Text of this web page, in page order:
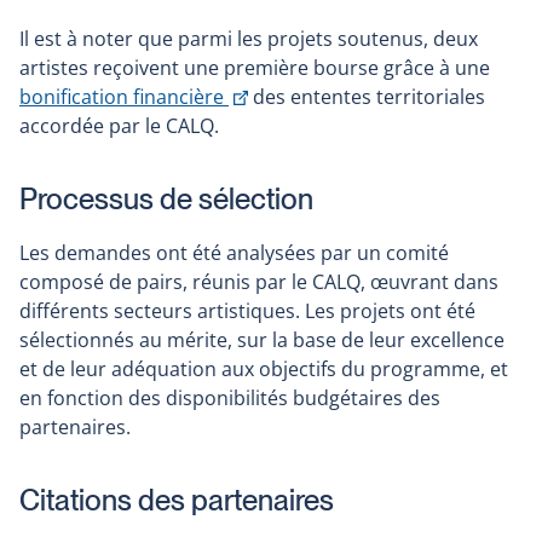
Il est à noter que parmi les projets soutenus, deux
artistes reçoivent une première bourse grâce à une
bonification financière
This
open
in
new
window
des ententes territoriales
accordée par le CALQ.
Processus de sélection
Les demandes ont été analysées par un comité
composé de pairs, réunis par le CALQ, œuvrant dans
différents secteurs artistiques. Les projets ont été
sélectionnés au mérite, sur la base de leur excellence
et de leur adéquation aux objectifs du programme, et
en fonction des disponibilités budgétaires des
partenaires.
Citations des partenaires